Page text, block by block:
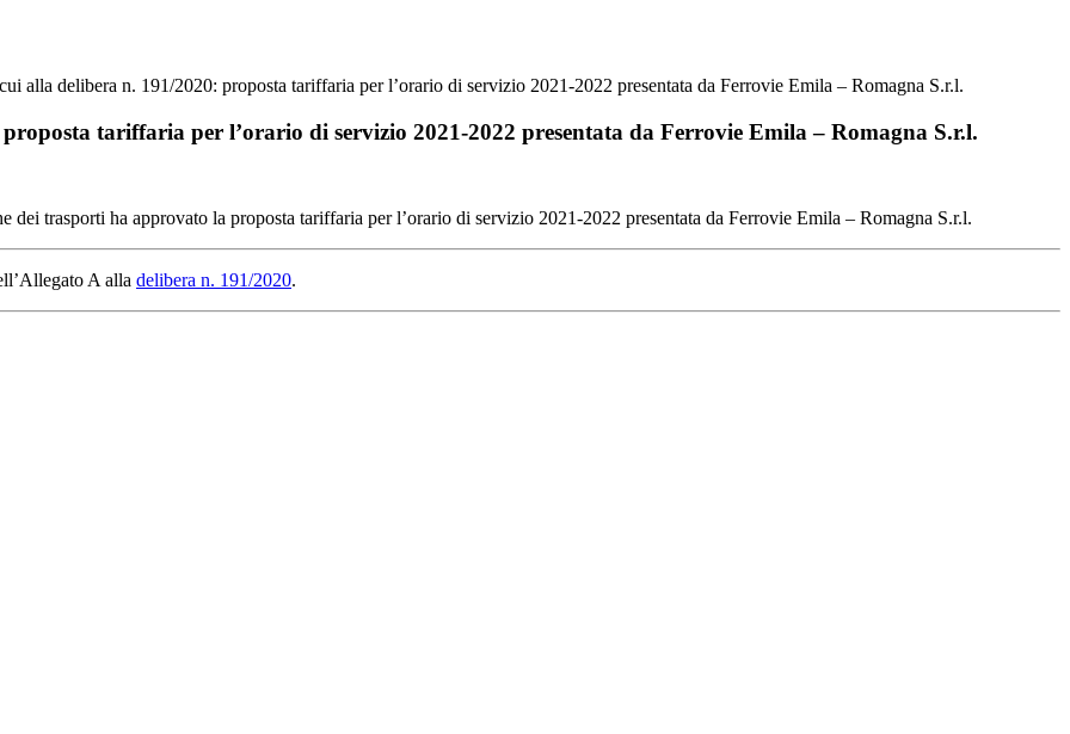
alla delibera n. 191/2020: proposta tariffaria per l’orario di servizio 2021-2022 presentata da Ferrovie Emila – Romagna S.r.l.
tariffaria per l’orario di servizio 2021-2022 presentata da Ferrovie Emila – Romagna S.r.l.
dei trasporti ha approvato la proposta tariffaria per l’orario di servizio 2021-2022 presentata da Ferrovie Emila – Romagna S.r.l.
A alla delibera n. 191/2020.